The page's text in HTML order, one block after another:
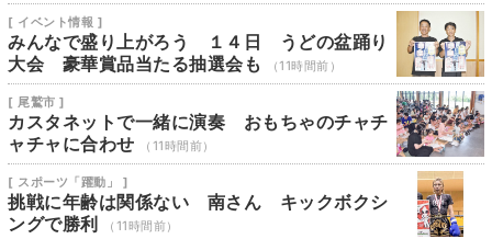
[ イベント情報 ]
みんなで盛り上がろう １４日 うどの盆踊り
大会 豪華賞品当たる抽選会も
（11時間前）
[ 尾鷲市 ]
カスタネットで一緒に演奏 おもちゃのチャチ
ャチャに合わせ
（11時間前）
[ スポーツ「躍動」 ]
挑戦に年齢は関係ない 南さん キックボクシ
ングで勝利
（11時間前）